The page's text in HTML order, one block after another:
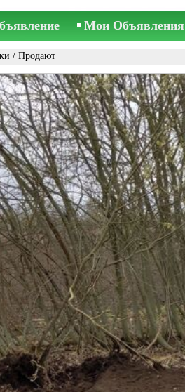
Мои Объявления
/ Продают